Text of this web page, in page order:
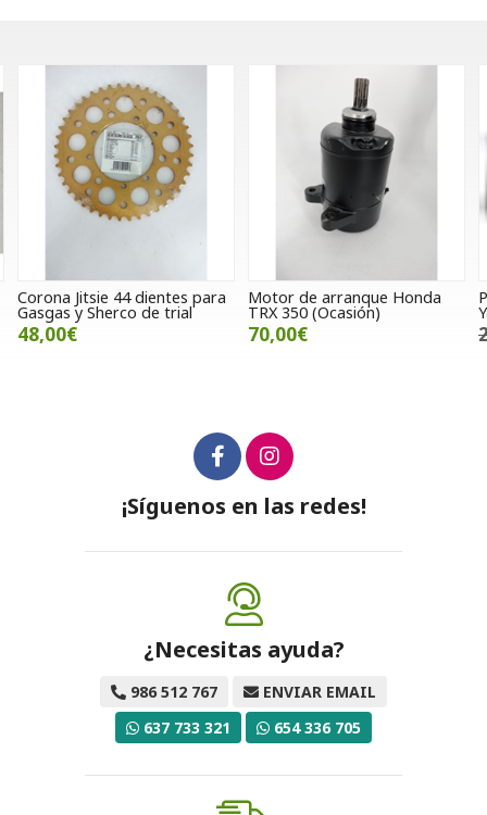
44 dientes para
Sherco de trial
Motor de arranque Honda
TRX 350 (Ocasión)
Pistón
Yamaha YZ
¡Síguenos en las redes!
¿Necesitas ayuda?
986 512 767
ENVIAR EMAIL
637 733 321
654 336 705